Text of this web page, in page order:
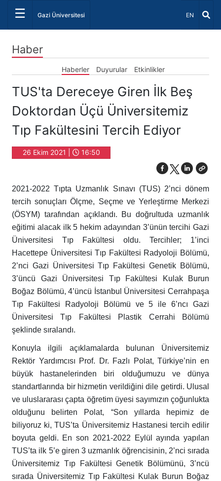
☰ Gazi Üniversitesi Dil Seçiniz
EN
Haber
Haberler Duyurular Etkinlikler
TUS'ta Dereceye Giren İlk Beş
Doktordan Üçü Üniversitemiz
Tıp Fakültesini Tercih Ediyor
26 Ekim 2021 | 16:50
2021-2022 Tıpta Uzmanlık Sınavı (TUS) 2’nci dönem
tercih sonuçları Ölçme, Seçme ve Yerleştirme Merkezi
(ÖSYM) tarafından açıklandı. Bu doğrultuda uzmanlık
eğitimi alacak ilk 5 hekim adayından 3’ünün tercihi Gazi
Üniversitesi Tıp Fakültesi oldu. Tercihler; 1’inci
Hacettepe Üniversitesi Tıp Fakültesi Radyoloji Bölümü,
2’nci Gazi Üniversitesi Tıp Fakültesi Genetik Bölümü,
3’üncü Gazi Üniversitesi Tıp Fakültesi Kulak Burun
Boğaz Bölümü, 4’üncü İstanbul Üniversitesi Cerrahpaşa
Tıp Fakültesi Radyoloji Bölümü ve 5 ile 6’ncı Gazi
Üniversitesi Tıp Fakültesi Plastik Cerrahi Bölümü
şeklinde sıralandı.
Konuyla ilgili açıklamalarda bulunan Üniversitemiz
Rektör Yardımcısı Prof. Dr. Fazlı Polat, Türkiye’nin en
büyük hastanelerinden biri olduğumuzu ve dünya
standartlarında bir hizmetin verildiğini dile getirdi. Ulusal
ve uluslararası çapta öğretim üyesi sayımızın çoğunlukta
olduğunu belirten Polat, “Son yıllarda hepimiz de
biliyoruz ki, TUS’ta Üniversitemiz Hastanesi tercih edilir
boyuta geldi. En son 2021-2022 Eylül ayında yapılan
TUS’ta ilk 5’e giren 3 uzmanlık öğrencisinin, 2’nci sırada
Üniversitemiz Tıp Fakültesi Genetik Bölümünü, 3’ncü
sırada Üniversitemiz Tıp Fakültesi Kulak Burun Boğaz